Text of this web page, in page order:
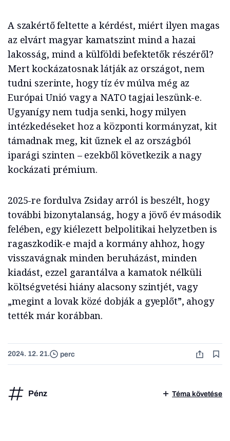
A szakértő feltette a kérdést, miért ilyen magas
az elvárt magyar kamatszint mind a hazai
lakosság, mind a külföldi befektetők részéről?
Mert kockázatosnak látják az országot, nem
tudni szerinte, hogy tíz év múlva még az
Európai Unió vagy a NATO tagjai leszünk-e.
Ugyanígy nem tudja senki, hogy milyen
intézkedéseket hoz a központi kormányzat, kit
támadnak meg, kit űznek el az országból
iparági szinten – ezekből következik a nagy
kockázati prémium.
2025-re fordulva Zsiday arról is beszélt, hogy
további bizonytalanság, hogy a jövő év második
felében, egy kiélezett belpolitikai helyzetben is
ragaszkodik-e majd a kormány ahhoz, hogy
visszavágnak minden beruházást, minden
kiadást, ezzel garantálva a kamatok nélküli
költségvetési hiány alacsony szintjét, vagy
„megint a lovak közé dobják a gyeplőt”, ahogy
tették már korábban.
2024. 12. 21. perc
Pénz Téma követése